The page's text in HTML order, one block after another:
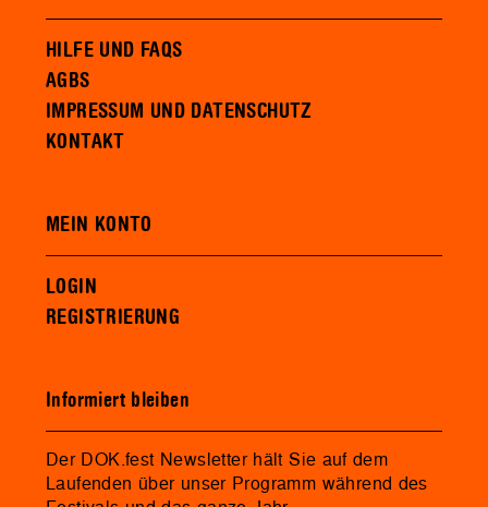
HILFE UND FAQS
AGBS
IMPRESSUM UND DATENSCHUTZ
KONTAKT
MEIN KONTO
LOGIN
REGISTRIERUNG
Informiert bleiben
Der DOK.fest Newsletter hält Sie auf dem
Laufenden über unser Programm während des